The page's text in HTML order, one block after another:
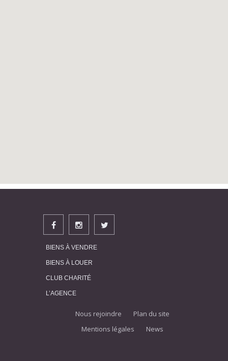
BIENS À VENDRE
BIENS À LOUER
CLUB CHARITÉ
L’AGENCE
Nous rejoindre
Plan du site
Mentions légales
News